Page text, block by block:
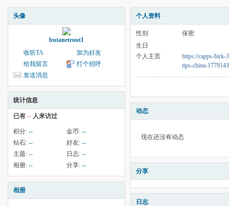
头像
butanetrout1
收听TA
加为好友
给我留言
打个招呼
发送消息
统计信息
已有 -- 人来访过
积分: -- 金币: --
钻石: -- 好友: --
主题: -- 日志: --
相册: -- 分享: --
相册
个人资料
性别
保密
生日
个人主页
https://capps-birk-
tips-china-
动态
现在还没有动态
分享
日志